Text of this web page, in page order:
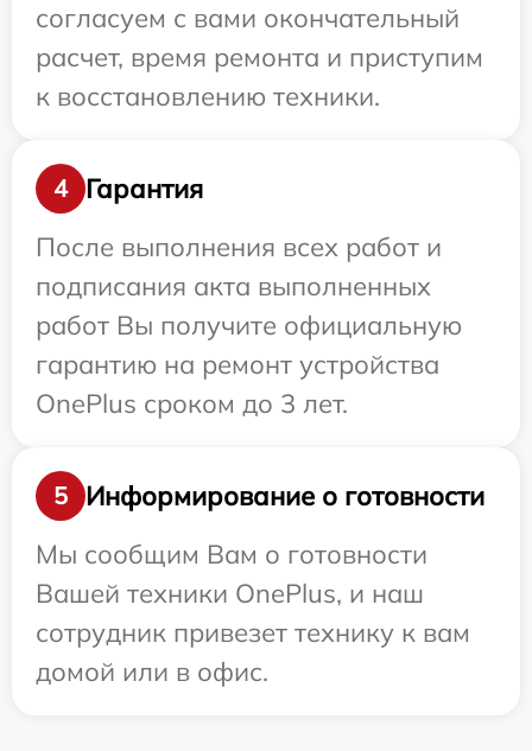
согласуем с вами окончательный
расчет, время ремонта и приступим
к восстановлению техники.
4
Гарантия
После выполнения всех работ и
подписания акта выполненных
работ Вы получите официальную
гарантию на ремонт устройства
OnePlus сроком до 3 лет.
5
Информирование о готовности
Мы сообщим Вам о готовности
Вашей техники OnePlus, и наш
сотрудник привезет технику к вам
домой или в офис.